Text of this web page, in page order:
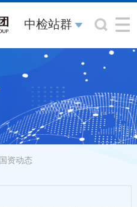
中检站群
国资动态